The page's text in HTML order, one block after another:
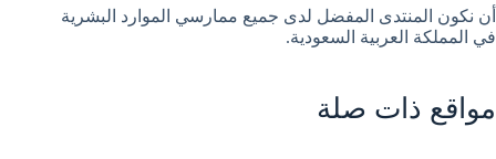
أن نكون المنتدى المفضل لدى جميع ممارسي الموارد البشرية
في المملكة العربية السعودية.
مواقع ذات صلة